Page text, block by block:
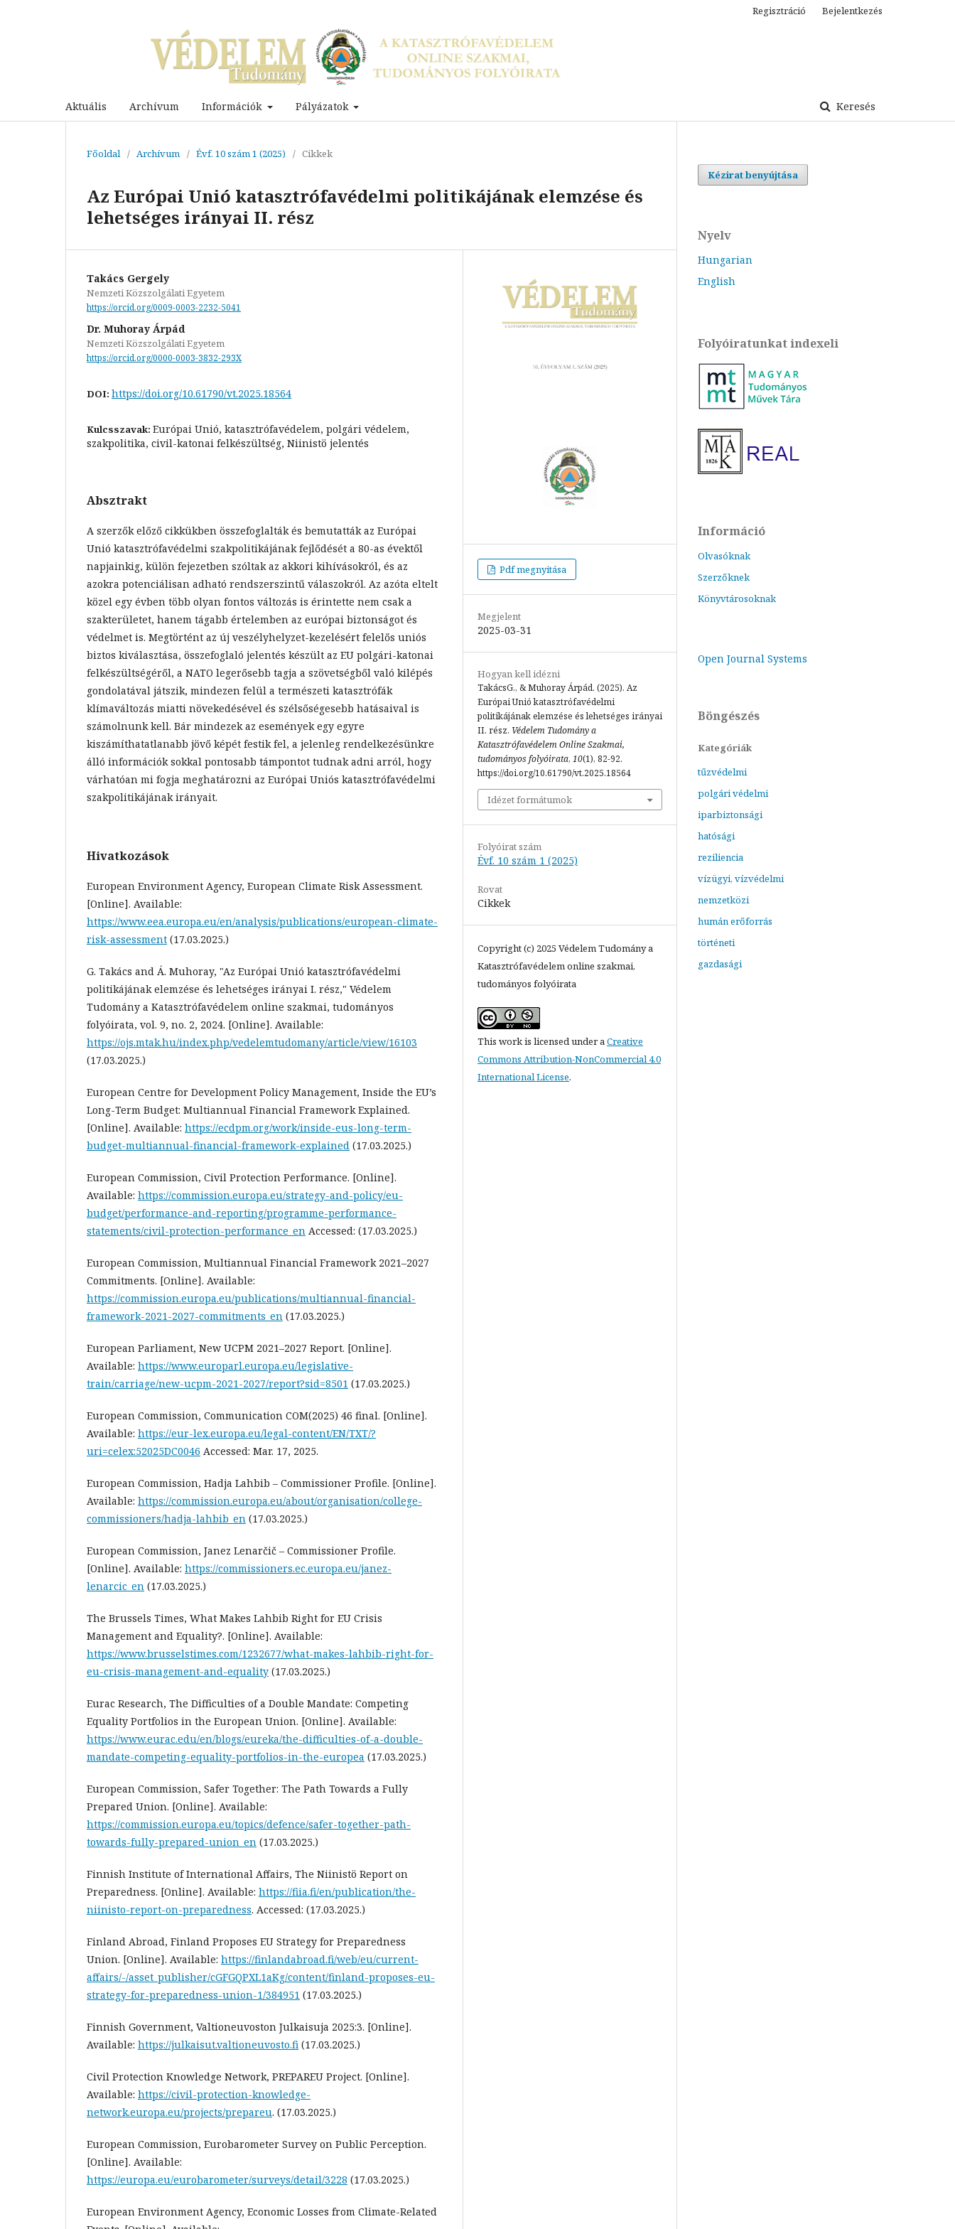
Aktuális Archívum Információk Pályázatok Keresés
Regisztráció Bejelentkezés
Főoldal / Archívum / Évf. 10 szám 1 (2025) / Cikkek
Az Európai Unió katasztrófavédelmi politikájának elemzése és
lehetséges irányai II. rész
Takács Gergely
Nemzeti Közszolgálati Egyetem
https://orcid.org/0009-0003-2232-5041
Dr. Muhoray Árpád
Nemzeti Közszolgálati Egyetem
https://orcid.org/0000-0003-3832-293X
DOI: https://doi.org/10.61790/vt.2025.18564
Kulcsszavak: Európai Unió, katasztrófavédelem, polgári védelem,
szakpolitika, civil-katonai felkészültség, Niinistö jelentés
Absztrakt
A szerzők előző cikkükben összefoglalták és bemutatták az Európai
Unió katasztrófavédelmi szakpolitikájának fejlődését a 80-as évektől
napjainkig, külön fejezetben szóltak az akkori kihívásokról, és az
azokra potenciálisan adható rendszerszintű válaszokról. Az azóta eltelt
közel egy évben több olyan fontos változás is érintette nem csak a
szakterületet, hanem tágabb értelemben az európai biztonságot és
védelmet is. Megtörtént az új veszélyhelyzet-kezelésért felelős uniós
biztos kiválasztása, összefoglaló jelentés készült az EU polgári-katonai
felkészültségéről, a NATO legerősebb tagja a szövetségből való kilépés
gondolatával játszik, mindezen felül a természeti katasztrófák
klímaváltozás miatti növekedésével és szélsőségesebb hatásaival is
számolnunk kell. Bár mindezek az események egy egyre
kiszámíthatatlanabb jövő képét festik fel, a jelenleg rendelkezésünkre
álló információk sokkal pontosabb támpontot tudnak adni arról, hogy
várhatóan mi fogja meghatározni az Európai Uniós katasztrófavédelmi
szakpolitikájának irányait.
Hivatkozások
European Environment Agency, European Climate Risk Assessment.
[Online]. Available:
https://www.eea.europa.eu/en/analysis/publications/european-climate-
risk-assessment (17.03.2025.)
G. Takács and Á. Muhoray, "Az Európai Unió katasztrófavédelmi
politikájának elemzése és lehetséges irányai I. rész," Védelem
Tudomány a Katasztrófavédelem online szakmai, tudományos
folyóirata, vol. 9, no. 2, 2024. [Online]. Available:
https://ojs.mtak.hu/index.php/vedelemtudomany/article/view/16103
(17.03.2025.)
European Centre for Development Policy Management, Inside the EU’s
Long-Term Budget: Multiannual Financial Framework Explained.
[Online]. Available: https://ecdpm.org/work/inside-eus-long-term-
budget-multiannual-financial-framework-explained (17.03.2025.)
European Commission, Civil Protection Performance. [Online].
Available: https://commission.europa.eu/strategy-and-policy/eu-
budget/performance-and-reporting/programme-performance-
statements/civil-protection-performance_en Accessed: (17.03.2025.)
European Commission, Multiannual Financial Framework 2021–2027
Commitments. [Online]. Available:
https://commission.europa.eu/publications/multiannual-financial-
framework-2021-2027-commitments_en (17.03.2025.)
European Parliament, New UCPM 2021–2027 Report. [Online].
Available: https://www.europarl.europa.eu/legislative-
train/carriage/new-ucpm-2021-2027/report?sid=8501 (17.03.2025.)
European Commission, Communication COM(2025) 46 final. [Online].
Available: https://eur-lex.europa.eu/legal-content/EN/TXT/?
uri=celex:52025DC0046 Accessed: Mar. 17, 2025.
European Commission, Hadja Lahbib – Commissioner Profile. [Online].
Available: https://commission.europa.eu/about/organisation/college-
commissioners/hadja-lahbib_en (17.03.2025.)
European Commission, Janez Lenarčič – Commissioner Profile.
[Online]. Available: https://commissioners.ec.europa.eu/janez-
lenarcic_en (17.03.2025.)
The Brussels Times, What Makes Lahbib Right for EU Crisis
Management and Equality?. [Online]. Available:
https://www.brusselstimes.com/1232677/what-makes-lahbib-right-for-
eu-crisis-management-and-equality (17.03.2025.)
Eurac Research, The Difficulties of a Double Mandate: Competing
Equality Portfolios in the European Union. [Online]. Available:
https://www.eurac.edu/en/blogs/eureka/the-difficulties-of-a-double-
mandate-competing-equality-portfolios-in-the-europea (17.03.2025.)
European Commission, Safer Together: The Path Towards a Fully
Prepared Union. [Online]. Available:
https://commission.europa.eu/topics/defence/safer-together-path-
towards-fully-prepared-union_en (17.03.2025.)
Finnish Institute of International Affairs, The Niinistö Report on
Preparedness. [Online]. Available: https://fiia.fi/en/publication/the-
niinisto-report-on-preparedness. Accessed: (17.03.2025.)
Finland Abroad, Finland Proposes EU Strategy for Preparedness
Union. [Online]. Available: https://finlandabroad.fi/web/eu/current-
affairs/-/asset_publisher/cGFGQPXL1aKg/content/finland-proposes-eu-
strategy-for-preparedness-union-1/384951 (17.03.2025.)
Finnish Government, Valtioneuvoston Julkaisuja 2025:3. [Online].
Available: https://julkaisut.valtioneuvosto.fi (17.03.2025.)
Civil Protection Knowledge Network, PREPAREU Project. [Online].
Available: https://civil-protection-knowledge-
network.europa.eu/projects/prepareu. (17.03.2025.)
European Commission, Eurobarometer Survey on Public Perception.
[Online]. Available:
https://europa.eu/eurobarometer/surveys/detail/3228 (17.03.2025.)
European Environment Agency, Economic Losses from Climate-Related
Pdf megnyitása
Megjelent
2025-03-31
Hogyan kell idézni
TakácsG., & Muhoray Árpád. (2025). Az
Európai Unió katasztrófavédelmi
politikájának elemzése és lehetséges irányai
II. rész. Védelem Tudomány a
Katasztrófavédelem Online Szakmai,
tudományos folyóirata, 10(1), 82-92.
https://doi.org/10.61790/vt.2025.18564
Idézet formátumok
Folyóirat szám
Évf. 10 szám 1 (2025)
Rovat
Cikkek
Copyright (c) 2025 Védelem Tudomány a
Katasztrófavédelem online szakmai,
tudományos folyóirata
This work is licensed under aCreative
Commons Attribution-NonCommercial 4.0
International License.
Kézirat benyújtása
Nyelv
Hungarian
English
Folyóiratunkat indexeli
Információ
Olvasóknak
Szerzőknek
Könyvtárosoknak
Open Journal Systems
Böngészés
Kategóriák
tűzvédelmi
polgári védelmi
iparbiztonsági
hatósági
reziliencia
vízügyi, vízvédelmi
nemzetközi
humán erőforrás
történeti
gazdasági